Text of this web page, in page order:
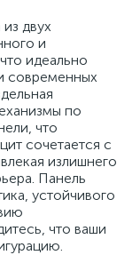
двух
и
идеально
современных
по
что
сочетается с
излишнего
Панель
устойчивого
что ваши